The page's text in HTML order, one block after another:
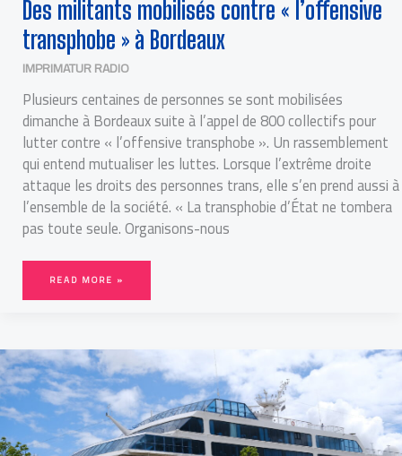
Des militants mobilisés contre « l’offensive
transphobe » à Bordeaux
IMPRIMATUR RADIO
Plusieurs centaines de personnes se sont mobilisées
dimanche à Bordeaux suite à l’appel de 800 collectifs pour
lutter contre « l’offensive transphobe ». Un rassemblement
qui entend mutualiser les luttes. Lorsque l’extrême droite
attaque les droits des personnes trans, elle s’en prend aussi à
l’ensemble de la société. « La transphobie d’État ne tombera
pas toute seule. Organisons-nous
READ MORE »
BORDEAUX
:
DEUX
BATEAUX
DE
CROISIÈRE
RELANCENT
LES
CRITIQUES
ÉCOLOGISTES